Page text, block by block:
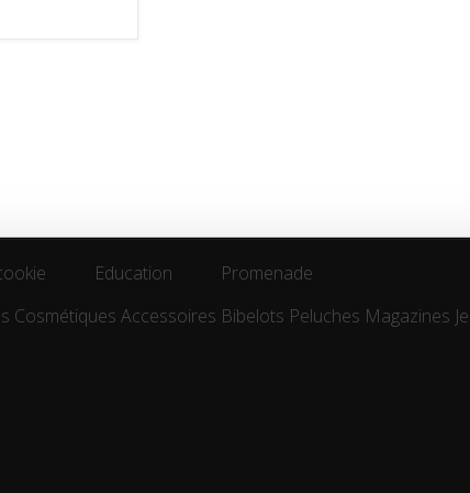
Education Promenade
Cosmétiques Accessoires Bibelots Peluches Magazines